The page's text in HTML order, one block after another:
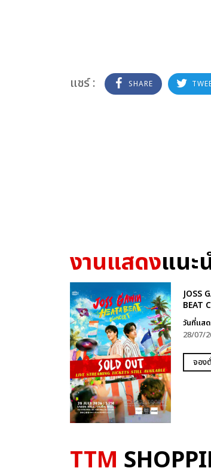
แชร์ : SHARE
งานแสดงแนะ
JOSS
BEAT
วันที่แส
28/07/
จอง
TTM